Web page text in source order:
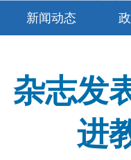
新闻动态
杂志
进